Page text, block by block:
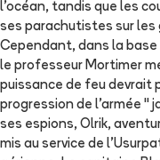
l'océan, tandis que les
ses parachutistes sur
Cependant, dans la
le professeur Mortimer
puissance de feu
progression de l'armée "
ses espions, Olrik,
mis au service de